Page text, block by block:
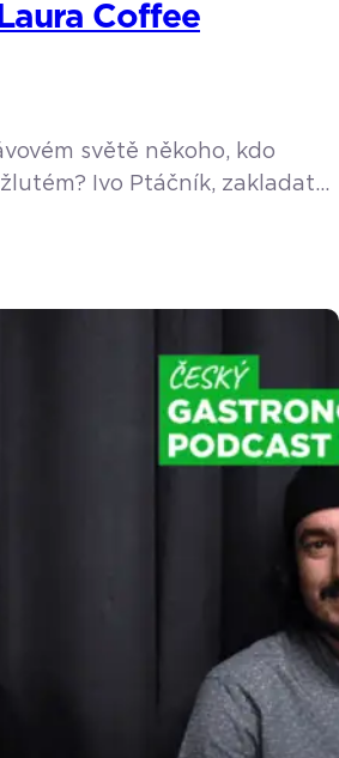
Coffee
světě někoho, kdo
Ivo Ptáčník, zakladatel
podcastu nás Ivo vzal na
a jako nadšenec poučoval